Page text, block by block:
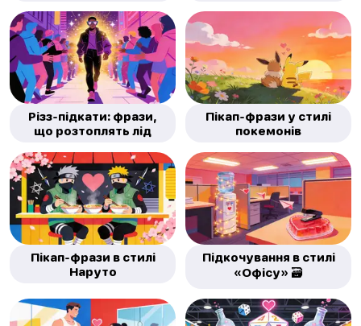
Різз-підкати: фрази,
що розтоплять лід
Пікап-фрази у стилі
покемонів
Пікап-фрази в стилі
Наруто
Підкочування в стилі
«Офісу» 🗃️